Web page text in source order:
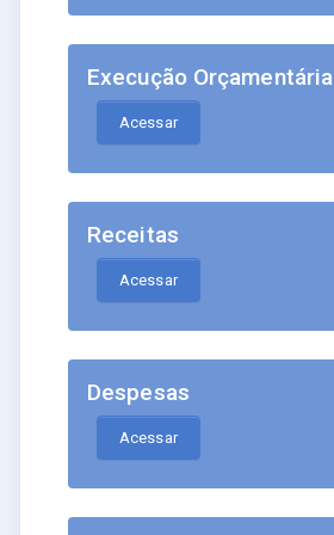
Execução Orçamentária
Acessar
Receitas
Acessar
Despesas
Acessar